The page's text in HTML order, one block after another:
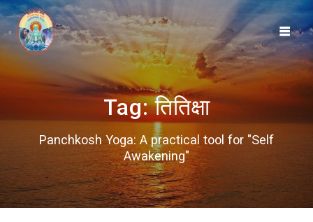
to
content
Tag:तितिक्षा
Panchkosh Yoga: A practical tool for "Self
Awakening"